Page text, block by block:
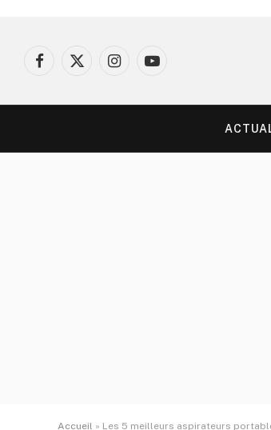
Facebook
X
InstagramYouTube
Accueil » Les 5 meilleurs aspirateurs